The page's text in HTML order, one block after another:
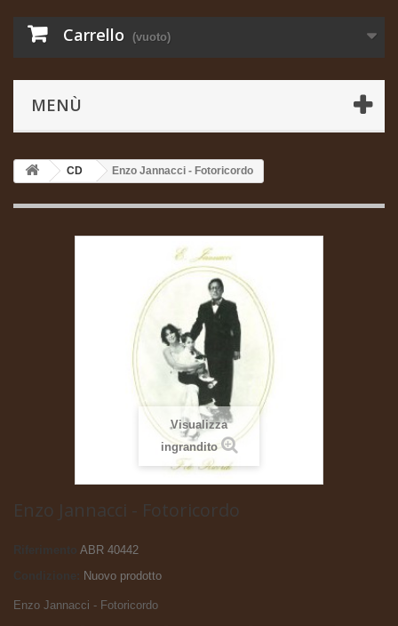
Carrello (vuoto)
MENÙ
CD Enzo Jannacci - Fotoricordo
Visualizza
ingrandito
Enzo Jannacci - Fotoricordo
Riferimento
ABR 40442
Nuovo prodotto
Enzo Jannacci - Fotoricordo